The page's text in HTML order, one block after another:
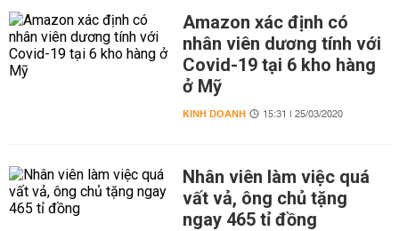
Amazon xác định có
nhân viên dương tính với
Covid-19 tại 6 kho hàng
ở Mỹ
KINH DOANH 15:31 | 25/03/2020
Nhân viên làm việc quá
vất vả, ông chủ tặng
ngay 465 tỉ đồng